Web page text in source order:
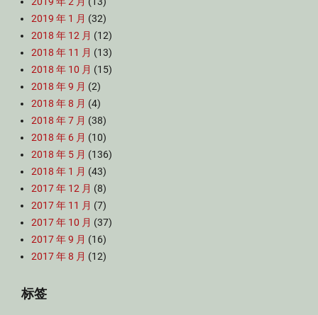
2019 年 1 月 (32)
2018 年 12 月 (12)
2018 年 11 月 (13)
2018 年 10 月 (15)
2018 年 9 月 (2)
2018 年 8 月 (4)
2018 年 7 月 (38)
2018 年 6 月 (10)
2018 年 5 月 (136)
2018 年 1 月 (43)
2017 年 12 月 (8)
2017 年 11 月 (7)
2017 年 10 月 (37)
2017 年 9 月 (16)
2017 年 8 月 (12)
标签